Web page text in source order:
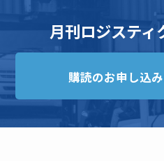
月刊ロジスティ
購読のお申し込